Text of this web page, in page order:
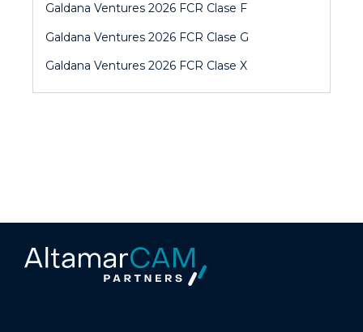
Galdana Ventures 2026 FCR Clase F
Galdana Ventures 2026 FCR Clase G
Galdana Ventures 2026 FCR Clase X